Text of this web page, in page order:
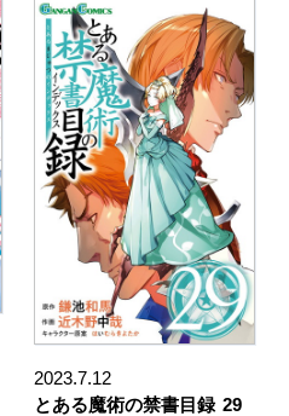
2023.7.12
とある魔術の禁書目録 29